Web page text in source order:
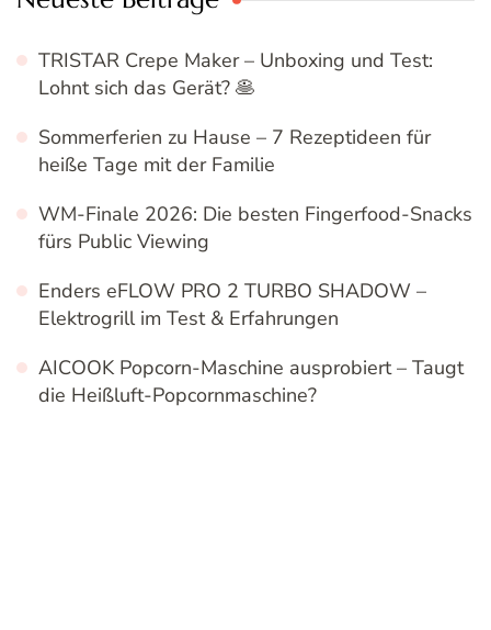
TRISTAR Crepe Maker – Unboxing und Test:
Lohnt sich das Gerät? 🥞
Sommerferien zu Hause – 7 Rezeptideen für
heiße Tage mit der Familie
WM-Finale 2026: Die besten Fingerfood-Snacks
fürs Public Viewing
Enders eFLOW PRO 2 TURBO SHADOW –
Elektrogrill im Test & Erfahrungen
AICOOK Popcorn-Maschine ausprobiert – Taugt
die Heißluft-Popcornmaschine?